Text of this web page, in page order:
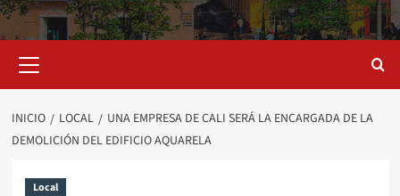
primario
INICIO LOCAL
UNA EMPRESA DE CALI SERÁ LA ENCARGADA DE LA
DEMOLICIÓN DEL EDIFICIO AQUARELA
Local